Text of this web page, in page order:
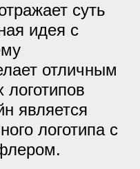
суть
идея с
отличным
логотипов
является
логотипа с